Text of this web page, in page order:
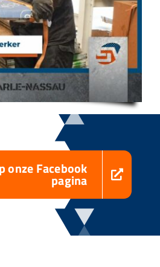
onze Facebook
pagina